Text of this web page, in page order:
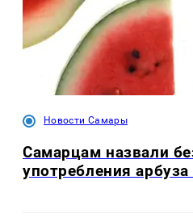
Новости Самары
Самарцам назвали
употребления